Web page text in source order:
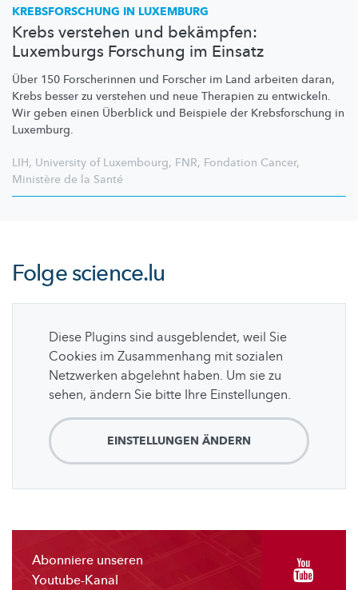
KREBSFORSCHUNG IN LUXEMBURG
Krebs verstehen und bekämpfen:
Luxemburgs Forschung im Einsatz
Über 150 Forscherinnen und Forscher im Land arbeiten daran,
Krebs besser zu verstehen und neue Therapien zu entwickeln.
Wir geben einen Überblick und Beispiele der Krebsforschung in
Luxemburg.
LIH, University of Luxembourg, FNR, Fondation Cancer,
Ministère de la Santé
Folgescience.lu
Diese Plugins sind ausgeblendet, weil Sie
Cookies im Zusammenhang mit sozialen
Netzwerken abgelehnt haben. Um sie zu
sehen, ändern Sie bitte Ihre Einstellungen.
EINSTELLUNGEN ÄNDERN
Abonniere unseren
Youtube-Kanal